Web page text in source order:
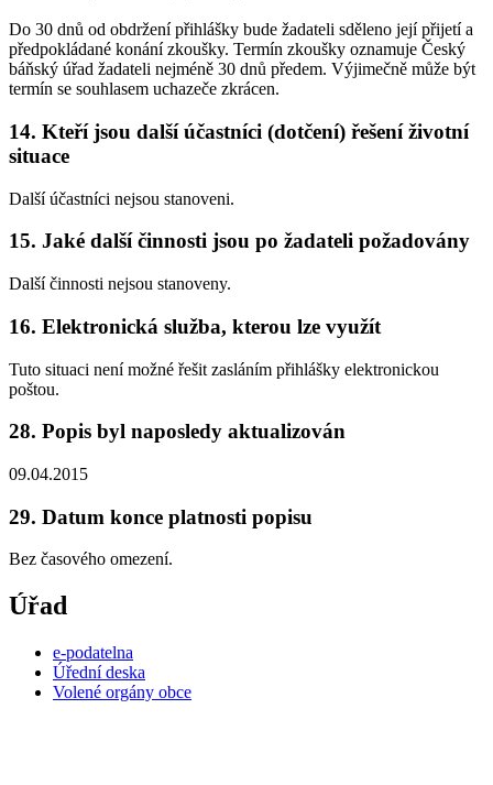
Do 30 dnů od obdržení přihlášky bude žadateli sděleno její přijetí a
předpokládané konání zkoušky. Termín zkoušky oznamuje Český
báňský úřad žadateli nejméně 30 dnů předem. Výjimečně může být
termín se souhlasem uchazeče zkrácen.
14. Kteří jsou další účastníci (dotčení) řešení životní
situace
Další účastníci nejsou stanoveni.
15. Jaké další činnosti jsou po žadateli požadovány
Další činnosti nejsou stanoveny.
16. Elektronická služba, kterou lze využít
Tuto situaci není možné řešit zasláním přihlášky elektronickou
poštou.
28. Popis byl naposledy aktualizován
09.04.2015
29. Datum konce platnosti popisu
Bez časového omezení.
Úřad
e-podatelna
Úřední deska
Volené orgány obce